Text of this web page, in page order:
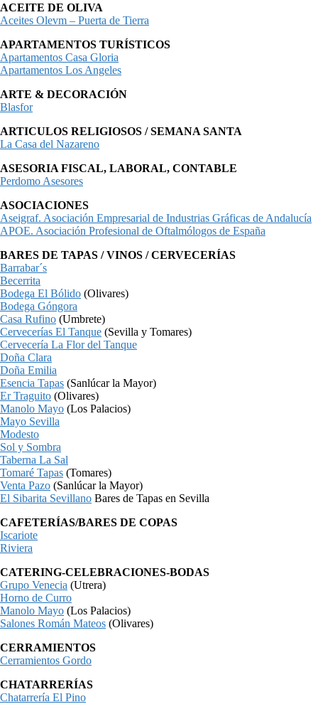
ACEITE DE OLIVA
Aceites Olevm – Puerta de Tierra
APARTAMENTOS TURÍSTICOS
Apartamentos Casa Gloria
Apartamentos Los Angeles
ARTE & DECORACIÓN
Blasfor
ARTICULOS RELIGIOSOS / SEMANA SANTA
La Casa del Nazareno
ASESORIA FISCAL, LABORAL, CONTABLE
Perdomo Asesores
ASOCIACIONES
Aseigraf. Asociación Empresarial de Industrias Gráficas de Andalucía
APOE. Asociación Profesional de Oftalmólogos de España
BARES DE TAPAS / VINOS / CERVECERÍAS
Barrabar´s
Becerrita
Bodega El Bólido (Olivares)
Bodega Góngora
Casa Rufino (Umbrete)
Cervecerías El Tanque (Sevilla y Tomares)
Cervecería La Flor del Tanque
Doña Clara
Doña Emilia
Esencia Tapas (Sanlúcar la Mayor)
Er Traguito (Olivares)
Manolo Mayo (Los Palacios)
Mayo Sevilla
Modesto
Sol y Sombra
Taberna La Sal
Tomaré Tapas (Tomares)
Venta Pazo (Sanlúcar la Mayor)
El Sibarita Sevillano Bares de Tapas en Sevilla
CAFETERÍAS/BARES DE COPAS
Iscariote
Riviera
CATERING-CELEBRACIONES-BODAS
Grupo Venecia (Utrera)
Horno de Curro
Manolo Mayo (Los Palacios)
Salones Román Mateos (Olivares)
CERRAMIENTOS
Cerramientos Gordo
CHATARRERÍAS
Chatarrería El Pino